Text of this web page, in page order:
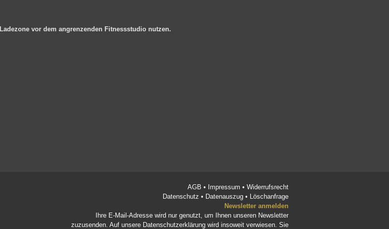
vor dem angrenzenden Fitnessstudio nutzen.
AGB • Impressum • Widerrufsrecht
Datenschutz • Datenauszug •
Löschanfrage
Newsletter anmelden
Ihre E-Mail-Adresse wird nur genutzt, um Ihnen unseren Newsletter
zuzusenden. Auf unsere Datenschutzerklärung wird insoweit verwiesen. Sie